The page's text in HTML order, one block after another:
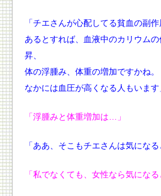
「チエさんが心配してる貧血の副作
あるとすれば、血液中のカリウム
昇、
体の浮腫み、体重の増加ですかね。
なかには血圧が高くなる人もいます
「浮腫みと体重増加は…」
「ああ、そこもチエさんは気になる
「私でなくても、女性なら気にな